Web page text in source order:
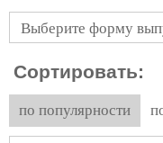
Выберите форму
Сортировать:
по популярности